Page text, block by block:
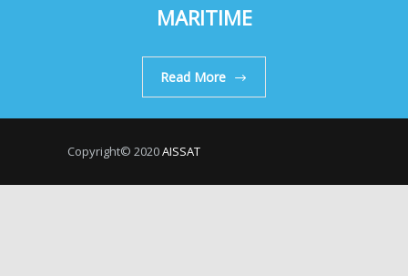
MARITIME
Read More
Copyright© 2020AISSAT